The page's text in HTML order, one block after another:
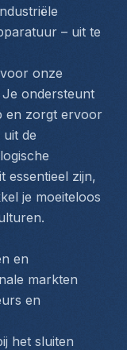
– uit te
onze
ondersteunt
en zorgt ervoor
de
essentieel zijn,
je moeiteloos
en
markten
en
het sluiten